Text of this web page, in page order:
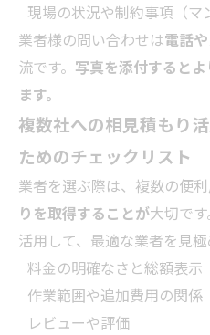
現場の状況や制約事項（マ
業者様の問い合わせは電話
流です。 写真を添付すると
ます。
複数社への相見積もり
ためのチェックリスト
業者を選ぶ際は、複数の便
りを取得することが大切で
活用して、最適な業者を見極
料金の明確なさと総額表示
作業範囲や追加費用の関係
レビューや評価